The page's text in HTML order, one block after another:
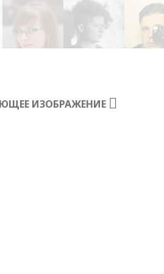
ИЗОБРАЖЕНИЕ